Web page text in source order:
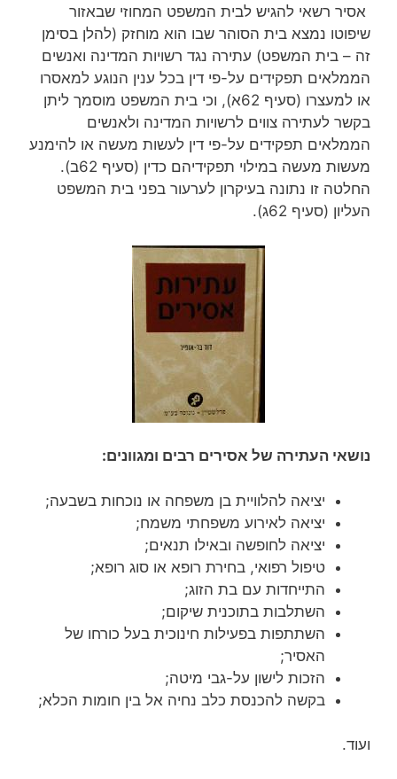
אסיר רשאי להגיש לבית המשפט המחוזי שבאזור
שיפוטו נמצא בית הסוהר שבו הוא מוחזק (להלן בסימן
זה – בית המשפט) עתירה נגד רשויות המדינה ואנשים
הממלאים תפקידים על-פי דין בכל ענין הנוגע למאסרו
או למעצרו (סעיף 62א), וכי בית המשפט מוסמך ליתן
בקשר לעתירה צווים לרשויות המדינה ולאנשים
הממלאים תפקידים על-פי דין לעשות מעשה או להימנע
מעשות מעשה במילוי תפקידיהם כדין (סעיף 62ב).
החלטה זו נתונה בעיקרון לערעור בפני בית המשפט
העליון (סעיף 62ג).
נושאי העתירה של אסירים רבים ומגוונים:
יציאה להלוויית בן משפחה או נוכחות בשבעה;
יציאה לאירוע משפחתי משמח;
יציאה לחופשה ובאילו תנאים;
טיפול רפואי, בחירת רופא או סוג רופא;
התייחדות עם בת הזוג;
השתלבות בתוכנית שיקום;
השתתפות בפעילות חינוכית בעל כורחו של
האסיר;
הזכות לישון על-גבי מיטה;
בקשה להכנסת כלב נחיה אל בין חומות הכלא;
ועוד.